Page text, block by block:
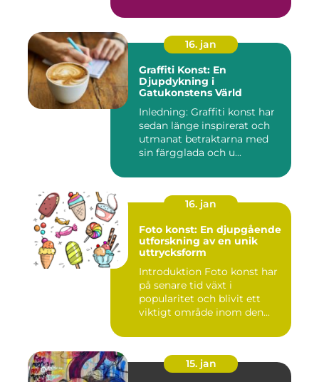
16. jan
Graffiti Konst: En
Djupdykning i
Gatukonstens Värld
Inledning: Graffiti konst har
sedan länge inspirerat och
utmanat betraktarna med
sin färgglada och u...
16. jan
Foto konst: En djupgående
utforskning av en unik
uttrycksform
Introduktion Foto konst har
på senare tid växt i
popularitet och blivit ett
viktigt område inom den...
15. jan